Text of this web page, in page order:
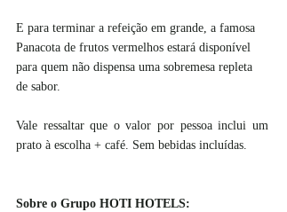
E para terminar a refeição em grande, a famosa
Panacota de frutos vermelhos estará disponível
para quem não dispensa uma sobremesa repleta
de sabor.
Vale ressaltar que o valor por pessoa inclui um
prato à escolha + café. Sem bebidas incluídas.
Sobre o Grupo HOTI HOTELS: